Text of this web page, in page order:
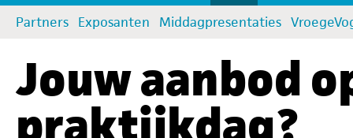
Partners Exposanten Middagpresentaties
Jouw aanbod
praktijkdag?